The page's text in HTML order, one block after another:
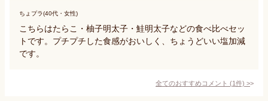
ちょプラ(40代・女性)
こちらはたらこ・柚子明太子・鮭明太子などの食べ比べセッ
トです。プチプチした食感がおいしく、ちょうどいい塩加減
です。
全てのおすすめコメント (1件) >